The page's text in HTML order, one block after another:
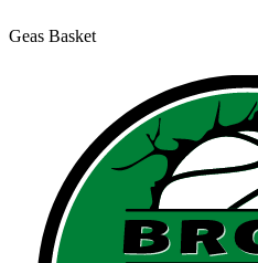
Geas Basket